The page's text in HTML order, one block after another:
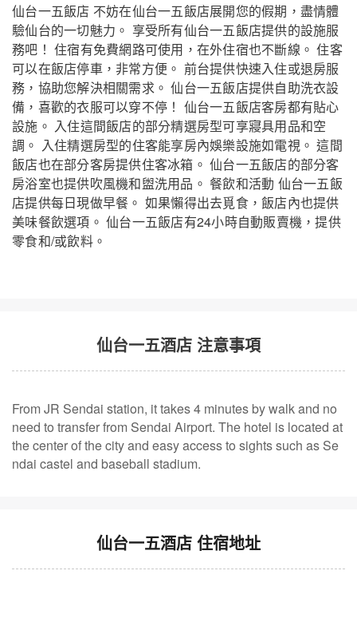
仙台一五飯店 不妨在仙台一五飯店展開您的假期，盡情體
驗仙台的一切魅力。 享受所有仙台一五飯店提供的設施服
務吧！ 住宿有免費網路可使用，在外住宿也不斷線。 住客
可以在飯店停車，非常方便。 前台提供快速入住或退房服
務，協助您解決相關需求。 仙台一五飯店提供自助洗衣設
備，喜歡的衣服可以穿不停！ 仙台一五飯店客房都有貼心
設施。 入住這間飯店的部分精選房型可享寢具用品和空
調。 入住精選房型的住客能享房內娛樂設施如電視。 這間
飯店也在部分客房提供住客冰箱。 仙台一五飯店的部分客
房浴室也提供吹風機和盥洗用品。 餐飲和活動 仙台一五飯
店提供每日現做早餐。 如果懶得出去覓食，飯店內也提供
美味餐飲選項。 仙台一五飯店有24小時自動販賣機，提供
零食和/或飲料。
仙台一五酒店 注意事項
From JR Sendai station, it takes 4 minutes by walk and no
need to transfer from Sendai Airport. The hotel is located at
the center of the city and easy access to sights such as Se
ndai castel and baseball stadium.
仙台一五酒店 住宿地址